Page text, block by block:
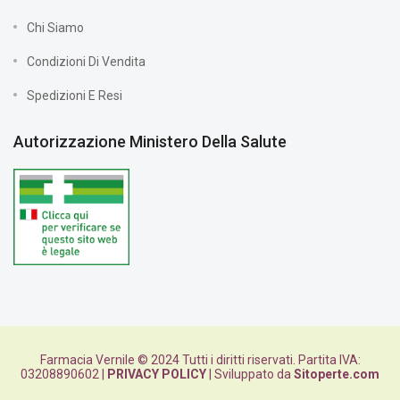
Chi Siamo
Condizioni Di Vendita
Spedizioni E Resi
Autorizzazione Ministero Della Salute
Farmacia Vernile © 2024 Tutti i diritti riservati. Partita IVA:
03208890602 |
PRIVACY POLICY | Sviluppato da Sitoperte.com